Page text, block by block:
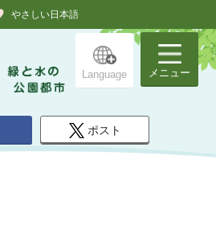
やさしい日本語
Language メニュー
ポスト